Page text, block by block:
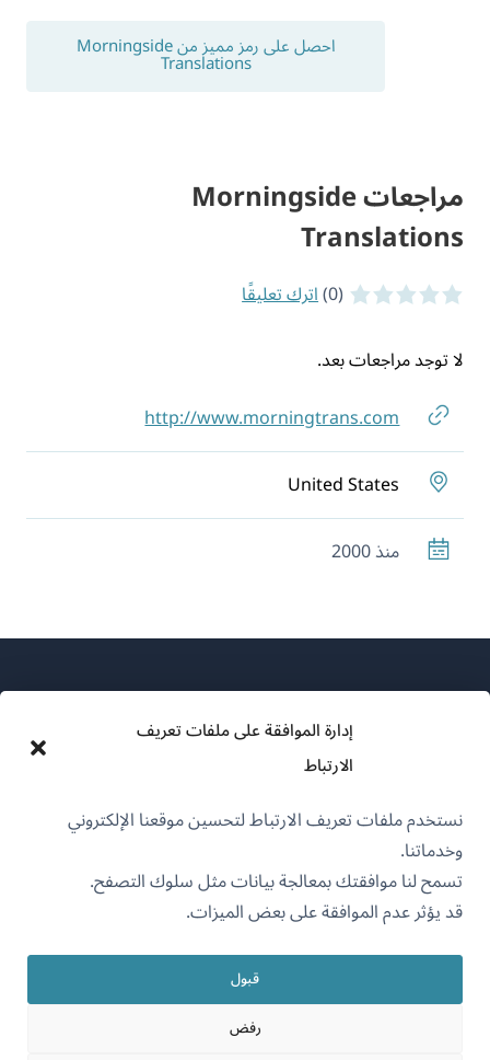
إدارة الموافقة على ملفات تعريف
الارتباط
نستخدم ملفات تعريف الارتباط لتحسين موقعنا الإلكتروني
وخدماتنا.
تسمح لنا موافقتك بمعالجة بيانات مثل سلوك التصفح.
قد يؤثر عدم الموافقة على بعض الميزات.
قبول
رفض
احصل على رمز مميز من MorningsideTranslations
مراجعات Morningside
Translations
0 of 5 stars
(0) اترك تعليقًا
لا توجد مراجعات بعد.
http://www.morningtrans.com
United States
منذ 2000
العربية
سياسة GDPR والخصوصية
انضم إلى فريقنا (يفتح
جديدة)
(يفتح
نافذة
جديدة)
(يفتح
نافذة
جديدة)
(يفتح
جديدة)